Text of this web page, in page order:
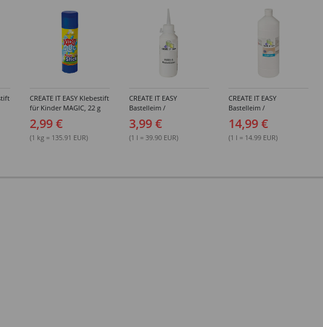
CREATE IT EASY Klebestift
für Kinder MAGIC, 22 g
2,99 €
(1 kg = 135.91 EUR)
CREATE IT EASY
Bastelleim /
Buchbinderleim, 100 ml
3,99 €
(1 l = 39.90 EUR)
CREATE IT EASY
Bastelleim /
Buchbinderleim, 1000 ml
14,99 €
(1 l = 14.99 EUR)